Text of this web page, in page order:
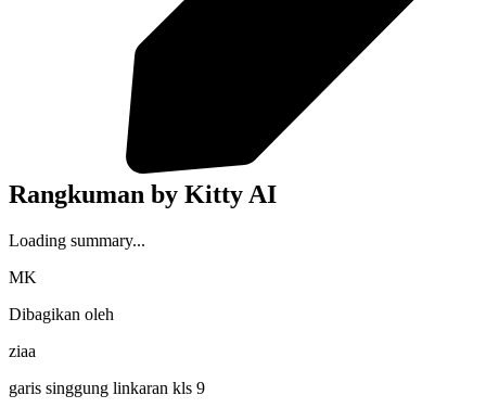
Rangkuman by Kitty AI
Loading summary...
MK
Dibagikan oleh
ziaa
garis singgung linkaran kls 9